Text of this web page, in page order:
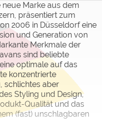
neue Marke aus dem
präsentiert zum
2006 in Düsseldorf eine
und Generation von
Merkmale der
sind beliebte
optimale auf das
konzentrierte
schlichtes aber
Styling und Design,
Qualität und das
(fast) unschlagbaren